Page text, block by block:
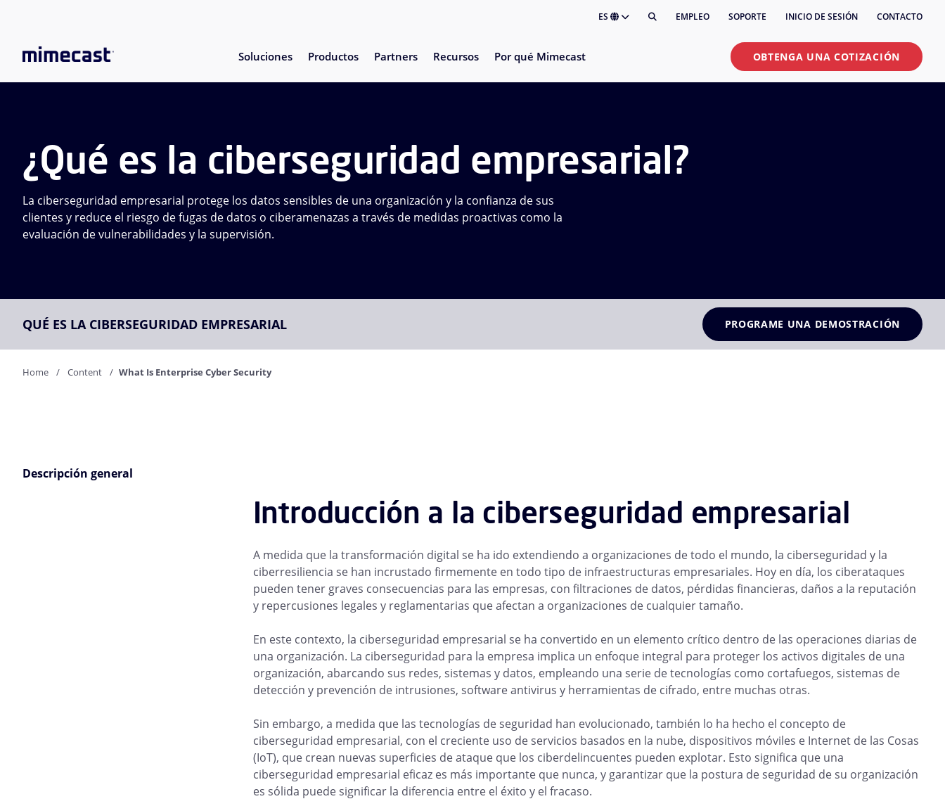
ES EMPLEO SOPORTE INICIO DE SESIÓN CONTACTO
Soluciones Productos Partners Recursos Por qué Mimecast OBTENGA UNA COTIZACIÓN
¿Qué es la ciberseguridad empresarial?
La ciberseguridad empresarial protege los datos sensibles de una organización y la confianza de sus
clientes y reduce el riesgo de fugas de datos o ciberamenazas a través de medidas proactivas como la
evaluación de vulnerabilidades y la supervisión.
QUÉ ES LA CIBERSEGURIDAD EMPRESARIAL PROGRAME UNA DEMOSTRACIÓN
Home Content What Is Enterprise Cyber Security
Descripción general
Introducción a la ciberseguridad empresarial
A medida que la transformación digital se ha ido extendiendo a organizaciones de todo el mundo, la ciberseguridad y la
ciberresiliencia se han incrustado firmemente en todo tipo de infraestructuras empresariales. Hoy en día, los ciberataques
pueden tener graves consecuencias para las empresas, con filtraciones de datos, pérdidas financieras, daños a la reputación
y repercusiones legales y reglamentarias que afectan a organizaciones de cualquier tamaño.
En este contexto, la ciberseguridad empresarial se ha convertido en un elemento crítico dentro de las operaciones diarias de
una organización. La ciberseguridad para la empresa implica un enfoque integral para proteger los activos digitales de una
organización, abarcando sus redes, sistemas y datos, empleando una serie de tecnologías como cortafuegos, sistemas de
detección y prevención de intrusiones, software antivirus y herramientas de cifrado, entre muchas otras.
Sin embargo, a medida que las tecnologías de seguridad han evolucionado, también lo ha hecho el concepto de
ciberseguridad empresarial, con el creciente uso de servicios basados en la nube, dispositivos móviles e Internet de las Cosas
(IoT), que crean nuevas superficies de ataque que los ciberdelincuentes pueden explotar. Esto significa que una
ciberseguridad empresarial eficaz es más importante que nunca, y garantizar que la postura de seguridad de su organización
es sólida puede significar la diferencia entre el éxito y el fracaso.